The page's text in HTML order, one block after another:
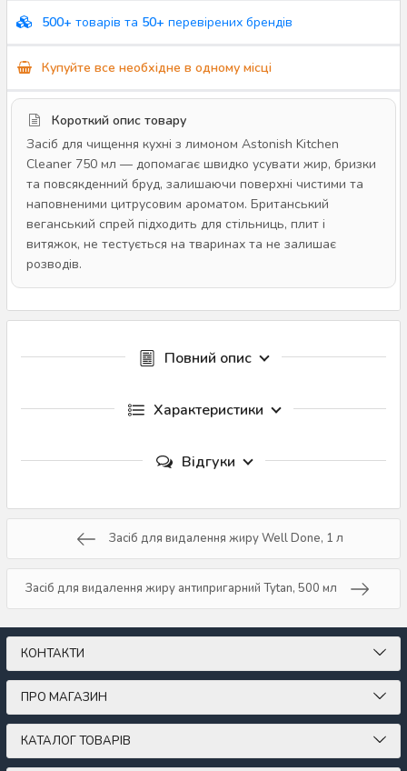
500+ товарів та 50+ перевірених брендів
Купуйте все необхідне в одному місці
Короткий опис товару
Засіб для чищення кухні з лимоном Astonish Kitchen
Cleaner 750 мл — допомагає швидко усувати жир, бризки
та повсякденний бруд, залишаючи поверхні чистими та
наповненими цитрусовим ароматом. Британський
веганський спрей підходить для стільниць, плит і
витяжок, не тестується на тваринах та не залишає
розводів.
Повний опис
Характеристики
Відгуки
Засіб для видалення жиру Well Done, 1 л
Засіб для видалення жиру антипригарний Tytan, 500 мл
КОНТАКТИ
ПРО МАГАЗИН
КАТАЛОГ ТОВАРІВ